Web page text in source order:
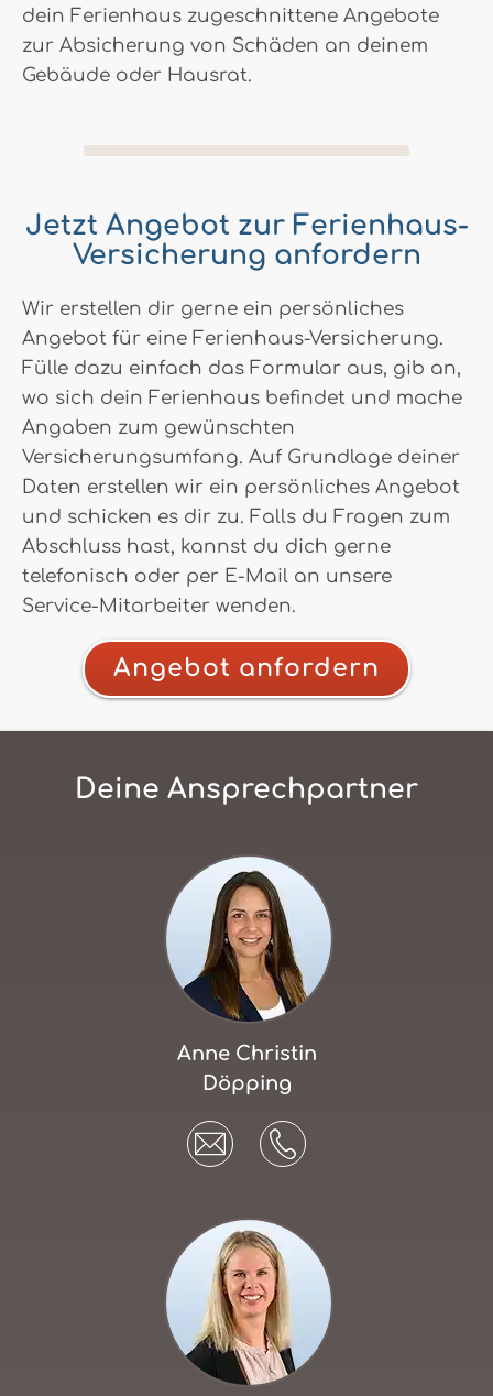
dein Ferienhaus zugeschnittene Angebote
zur Absicherung von Schäden an deinem
Gebäude oder Hausrat.
Jetzt Angebot zur Ferienhaus-
Versicherung anfordern
Wir erstellen dir gerne ein persönliches
Angebot für eine Ferienhaus-Versicherung.
Fülle dazu einfach das Formular aus, gib an,
wo sich dein Ferienhaus befindet und mache
Angaben zum gewünschten
Versicherungsumfang. Auf Grundlage deiner
Daten erstellen wir ein persönliches Angebot
und schicken es dir zu. Falls du Fragen zum
Abschluss hast, kannst du dich gerne
telefonisch oder per E-Mail an unsere
Service-Mitarbeiter wenden.
Angebot anfordern
Deine Ansprechpartner
Anne Christin
Döpping